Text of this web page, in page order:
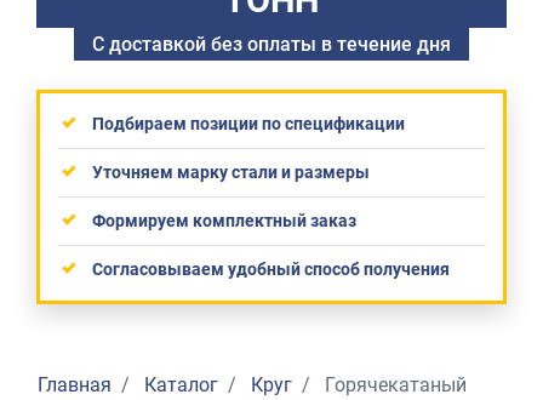
С доставкой без оплаты в течение дня
Подбираем позиции по спецификации
Уточняем марку стали и размеры
Формируем комплектный заказ
Согласовываем удобный способ получения
Главная Каталог Круг Горячекатаный